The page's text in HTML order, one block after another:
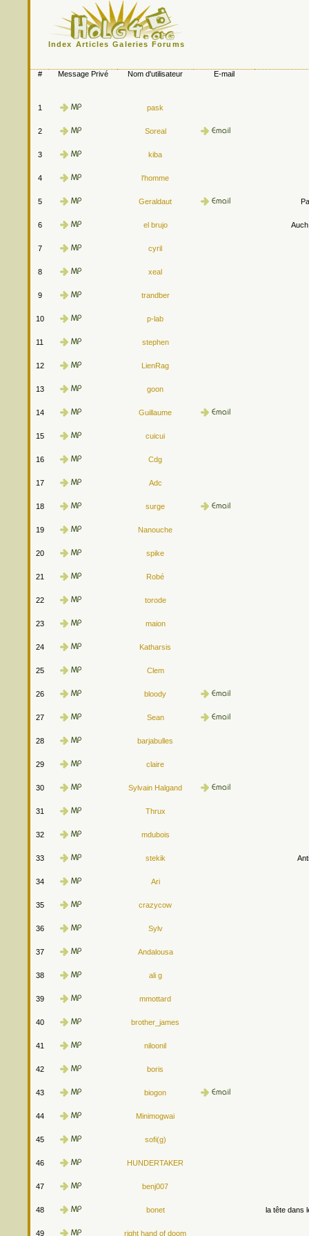
Index Articles Galeries Forums
# Message Privé Nom d'utilisateur E-mail
1 pask
2 Soreal
3 kiba
4 l'homme
5 Geraldaut
6 el brujo
7 cyril
8 xeal
9 trandber
10 p-lab
11 stephen
12 LienRag
13 goon
14 Guillaume
15 cuicui
16 Cdg
17 Adc
18 surge
19 Nanouche
20 spike
21 Robé
22 torode
23 maion
24 Katharsis
25 Clem
26 bloody
27 Sean
28 barjabulles
29 claire
30 Sylvain Halgand
31 Thrux
32 mdubois
33 stekik
34 Ari
35 crazycow
36 Sylv
37 Andalousa
38 ali g
39 mmottard
40 brother_james
41 niloonil
42 boris
43 biogon
44 Minimogwai
45 sofi(g)
46 HUNDERTAKER
47 benj007
48 bonet la tête dans
49 right hand of doom